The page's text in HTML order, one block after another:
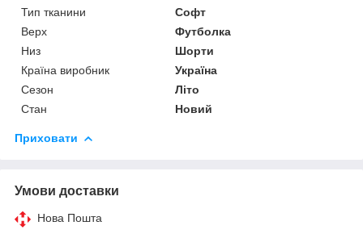
Тип тканини
Софт
Верх
Футболка
Низ
Шорти
Країна виробник
Україна
Сезон
Літо
Стан
Новий
Приховати
Умови доставки
Нова Пошта